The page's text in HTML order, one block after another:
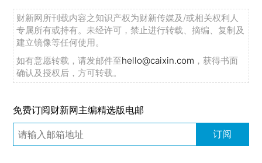
财新网所刊载内容之知识产权为财新传媒及/或相关权利人
专属所有或持有。未经许可，禁止进行转载、摘编、复制及
建立镜像等任何使用。
如有意愿转载，请发邮件至hello@caixin.com ，获得书面
确认及授权后，方可转载。
免费订阅财新网主编精选版电邮
订阅